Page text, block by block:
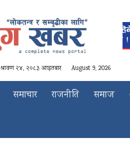
श्रावण २४, २०८३ आइतबार August 9, 2026
समाचार राजनीति समाज